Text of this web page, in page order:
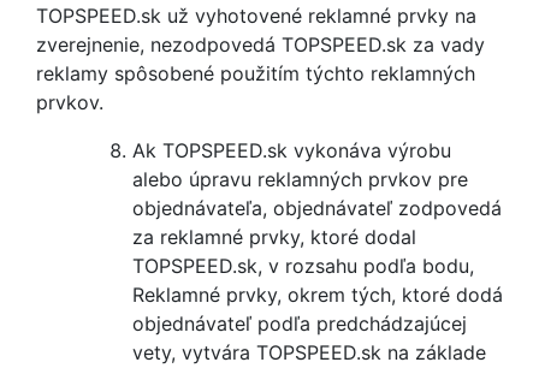
TOPSPEED.sk už vyhotovené reklamné prvky na
zverejnenie, nezodpovedá TOPSPEED.sk za vady
reklamy spôsobené použitím týchto reklamných
prvkov.
Ak TOPSPEED.sk vykonáva výrobu
alebo úpravu reklamných prvkov pre
objednávateľa, objednávateľ zodpovedá
za reklamné prvky, ktoré dodal
TOPSPEED.sk, v rozsahu podľa bodu,
Reklamné prvky, okrem tých, ktoré dodá
objednávateľ podľa predchádzajúcej
vety, vytvára TOPSPEED.sk na základe